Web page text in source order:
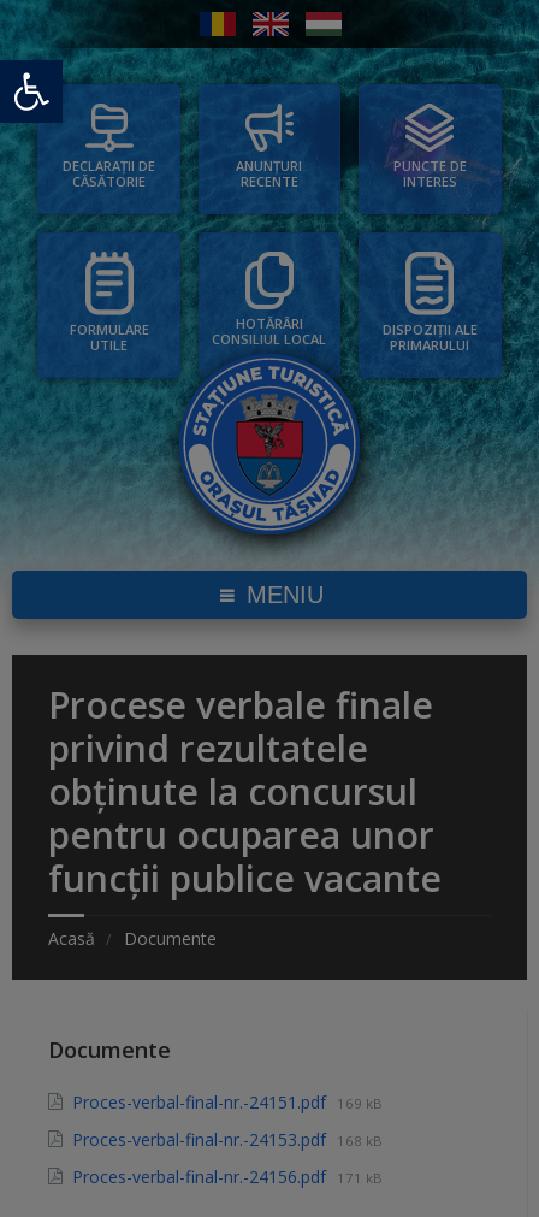
Deschide bara de unelte
DECLARAȚII DE
CĂSĂTORIE
ANUNȚURI
RECENTE
PUNCTE DE
INTERES
FORMULARE
UTILE
HOTĂRÂRI
CONSILIUL LOCAL
DISPOZIȚII ALE
PRIMARULUI
MENIU
Procese verbale finale
privind rezultatele
obținute la concursul
pentru ocuparea unor
funcții publice vacante
Acasă Documente
Documente
Proces-verbal-final-nr.-24151.pdf 169 kB
Proces-verbal-final-nr.-24153.pdf 168 kB
Proces-verbal-final-nr.-24156.pdf 171 kB